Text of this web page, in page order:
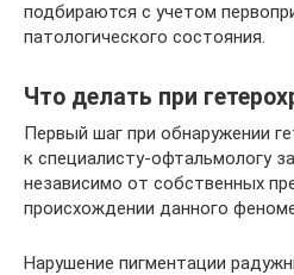
подбираются с учетом
патологического состояния.
Что делать при
Первый шаг при обнаружении
к специалисту-офтальмологу
независимо от собственных
происхождении данного
Нарушение пигментации